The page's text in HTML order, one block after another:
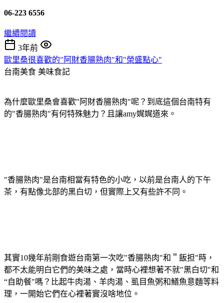
06-223 6556
繼續閱讀
3年前
歐里桑很喜歡的"阿財香腸熟肉"和"榮盛點心"
台南美食 美味食記
為什麼歐里桑會喜歡"阿財香腸熟肉"呢？到底這個台南特有
的"香腸熟肉"有何特殊魅力？且讓amy娓娓道來。
"香腸熟肉"是台南相當有特色的小吃，以前是台南人的下午
茶，有點像北部的黑白切，但實際上又有些許不同。
其實10幾年前剛食遊台南第一次吃"香腸熟肉"和＂飯担"時，
都不太能明白它們的美味之處，當時心裡想著不就"黑白切"和
“自助餐"嗎？比起牛肉湯、羊肉湯、虱目魚粥和鱔魚意麵等料
理，一開始它們在心裡著實沒啥地位。